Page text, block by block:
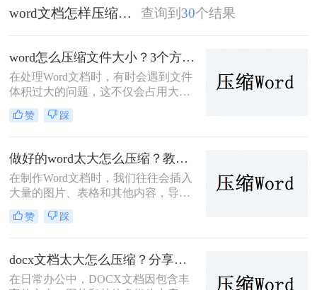
word文档怎样压缩大小 查询到 30个结果
word怎么压缩文件大小？3个方法教会你！
在处理Word文档时，有时会遇到文件
体积过大的问题，这不仅会占用大量
的存储空间，还可能影响文件的传输
速度和编辑效率。那么word怎么压缩
文将介绍三种实用的Word文件压缩方
法。
赞 踩
做好的word太大怎么压缩？教你两种高效方法！
在制作Word文档时，我们往往会插入
大量的图片、表格和其他内容，导致
Word文件体积庞大，不仅占用存储空
间，还影响文件的传输速度。那么做
绍两种有效的Word文件压缩方法，帮
助你轻松解决这一问题。
赞 踩
docx文档太大怎么压缩？分享三种高效方法！
在日常办公中，DOCX文档因包含丰